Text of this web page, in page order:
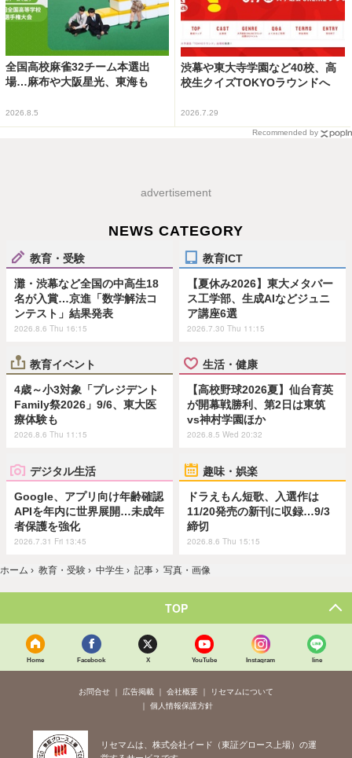
全国高校麻雀32チーム本選出
場…麻布や大阪星光、東海も
2026.8.5
渋幕や東大寺学園など40校、高
校生クイズTOKYOラウンドへ
2026.7.29
Recommended by
advertisement
NEWS CATEGORY
教育・受験
灘・渋幕など全国の中高生18
名が入賞…京進「数学解法コ
ンテスト」結果発表
2026.8.6 Thu 16:15
教育ICT
【夏休み2026】東大メタバー
ス工学部、生成AIなどジュニ
ア講座6選
2026.7.30 Thu 11:15
教育イベント
4歳～小3対象「プレジデント
Family祭2026」9/6、東大医
療体験も
2026.8.6 Thu 11:15
生活・健康
【高校野球2026夏】仙台育英
が開幕戦勝利、第2日は東筑
vs神村学園ほか
2026.8.5 Wed 20:32
デジタル生活
Google、アプリ向け年齢確認
APIを年内に世界展開…未成年
者保護を強化
2026.7.31 Fri 13:45
趣味・娯楽
ドラえもん短歌、入選作は
11/20発売の新刊に収録…9/3
締切
2026.8.6 Thu 15:15
ホーム › 教育・受験 › 中学生 › 記事 › 写真・画像
TOP
Home Facebook X YouTube Instagram line
お問合せ 広告掲載 会社概要
リセマムについて
個人情報保護方針
リセマムは、株式会社イード（東証グロース上場）の運